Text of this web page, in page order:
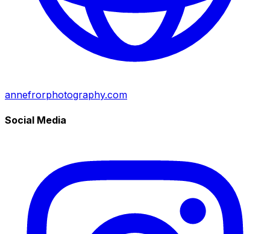
annefrorphotography.com
Social Media